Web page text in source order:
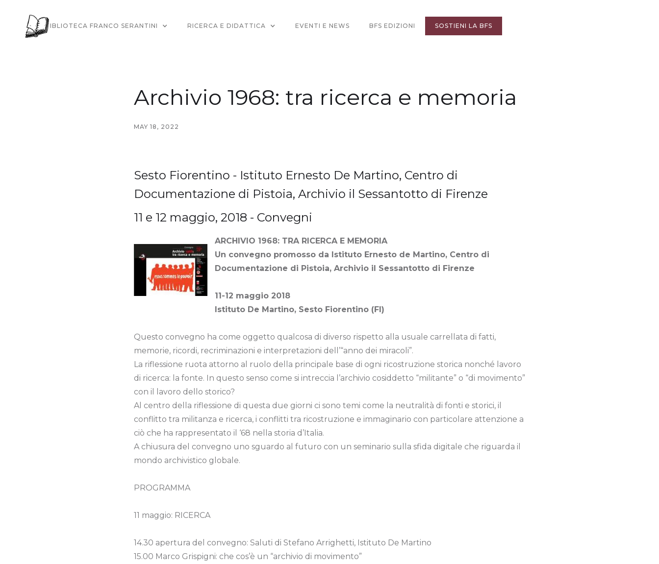
LA BIBLIOTECA FRANCO SERANTINI RICERCA E DIDATTICA EVENTI E NEWS BFS EDIZIONI SOSTIENI LA BFS
Archivio 1968: tra ricerca e memoria
MAY 18, 2022
Sesto Fiorentino - Istituto Ernesto De Martino, Centro di
Documentazione di Pistoia, Archivio il Sessantotto di Firenze
11 e 12 maggio, 2018 - Convegni
ARCHIVIO 1968: TRA RICERCA E MEMORIA
Un convegno promosso da Istituto Ernesto de Martino, Centro di
Documentazione di Pistoia, Archivio il Sessantotto di Firenze
11-12 maggio 2018
Istituto De Martino, Sesto Fiorentino (FI)
Questo convegno ha come oggetto qualcosa di diverso rispetto alla usuale carrellata di fatti,
memorie, ricordi, recriminazioni e interpretazioni dell’“anno dei miracoli”.
La riflessione ruota attorno al ruolo della principale base di ogni ricostruzione storica nonché lavoro
di ricerca: la fonte. In questo senso come si intreccia l’archivio cosiddetto “militante” o “di movimento”
con il lavoro dello storico?
Al centro della riflessione di questa due giorni ci sono temi come la neutralità di fonti e storici, il
conflitto tra militanza e ricerca, i conflitti tra ricostruzione e immaginario con particolare attenzione a
ciò che ha rappresentato il ‘68 nella storia d’Italia.
A chiusura del convegno uno sguardo al futuro con un seminario sulla sfida digitale che riguarda il
mondo archivistico globale.
PROGRAMMA
11 maggio: RICERCA
14.30 apertura del convegno: Saluti di Stefano Arrighetti, Istituto De Martino
15.00 Marco Grispigni: che cos’è un “archivio di movimento”